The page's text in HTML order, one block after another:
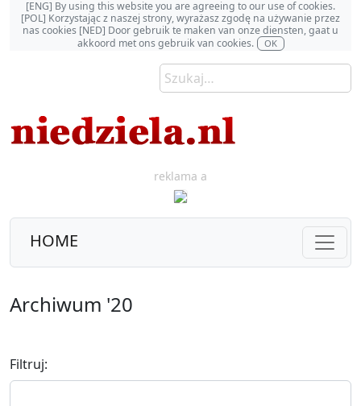
[ENG] By using this website you are agreeing to our use of cookies.
[POL] Korzystając z naszej strony, wyrażasz zgodę na używanie przez
nas cookies [NED] Door gebruik te maken van onze diensten, gaat u
akkoord met ons gebruik van cookies.
OK
reklama a
HOME
Archiwum '20
Filtruj: